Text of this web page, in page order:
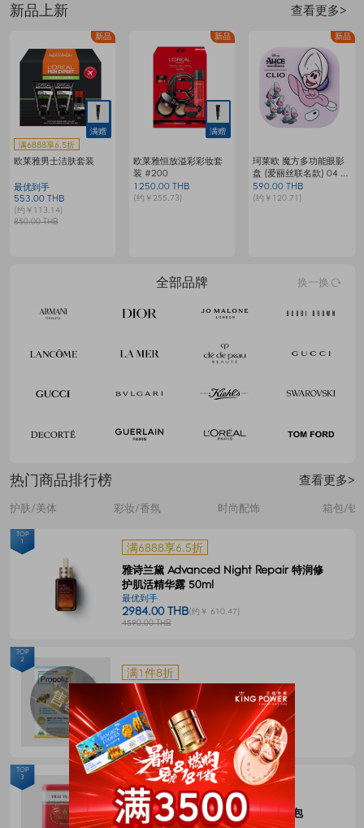
新品上新 查看更多>
新品
满赠
满6888享6.5折
欧莱雅男士洁肤套装
最优到手
553.00 THB
(约￥113.14)
850.00 THB
新品
满赠
欧莱雅恒放溢彩彩妆套
装 #200
1250.00 THB
(约￥255.73)
新品
珂莱欧 魔方多功能眼影
盘 (爱丽丝联名款) 04 梦
境生蚝小生灵
590.00 THB
(约￥120.71)
全部品牌 换一换
热门商品排行榜 查看更多>
护肤/美体 彩妆/香氛 时尚配饰 箱包/钱
满6888享6.5折
雅诗兰黛 Advanced Night Repair 特润修
护肌活精华露 50ml
最优到手
2984.00 THB(约￥ 610.47)
4590.00 THB
TOP
1
满1件8折
Propoliz 蜂胶口腔喷剂 15毫升
最优到手
120.00 THB(约￥ 24.55)
150.00 THB
TOP
2
满1件8折
CHATRAMUE泰国手标红茶包4g*50包
TOP
3